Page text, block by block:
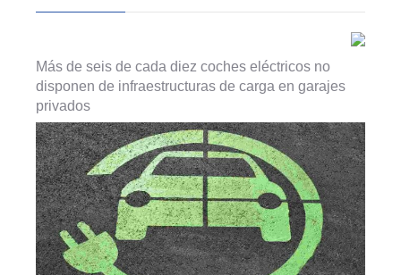
Más de seis de cada diez coches eléctricos no
disponen de infraestructuras de carga en garajes
privados